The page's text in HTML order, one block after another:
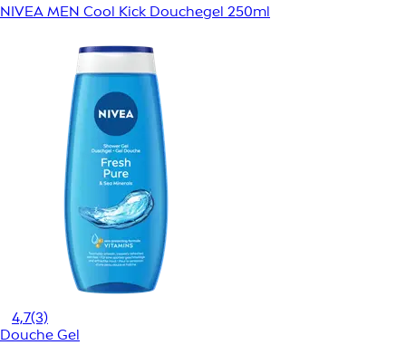
NIVEA MEN Cool Kick Douchegel 250ml
4,7(3)
Douche Gel